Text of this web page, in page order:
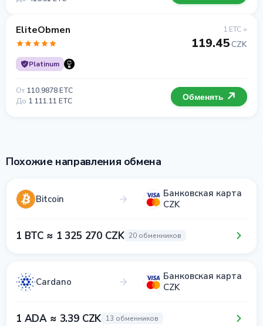
EliteObmen
Platinum
1 ETC =
119.45CZK
От 110.9878 ETC
До 1 111.11 ETC Обменять
Похожие направления обмена
Bitcoin
Банковская карта
CZK
1 BTC ≈ 1 325 270 CZK 20 обменников
Cardano
Банковская карта
CZK
1 ADA ≈ 3.39 CZK 13 обменников